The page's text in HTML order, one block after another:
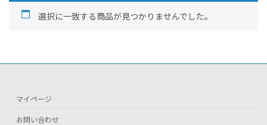
選択に一致する商品が見つかりませんでした。
マイページ
お問い合わせ